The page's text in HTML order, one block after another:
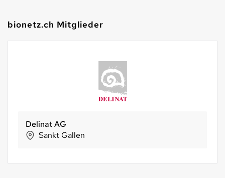
bionetz.ch Mitglieder
Farfalla Essentials AG
Uster